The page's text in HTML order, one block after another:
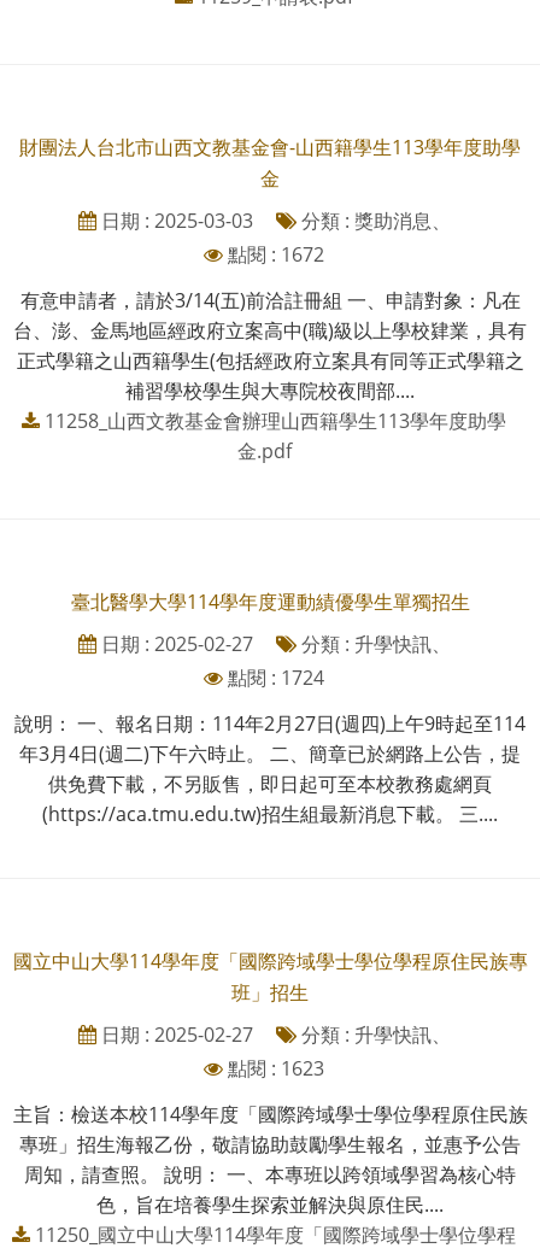
財團法人台北市山西文教基金會-山西籍學生113學年度助學
金
日期 : 2025-03-03
分類 : 獎助消息、
點閱 : 1672
有意申請者，請於3/14(五)前洽註冊組 一、申請對象：凡在
台、澎、金馬地區經政府立案高中(職)級以上學校肄業，具有
正式學籍之山西籍學生(包括經政府立案具有同等正式學籍之
補習學校學生與大專院校夜間部....
11258_山西文教基金會辦理山西籍學生113學年度助學
金.pdf
臺北醫學大學114學年度運動績優學生單獨招生
日期 : 2025-02-27
分類 : 升學快訊、
點閱 : 1724
說明： 一、報名日期：114年2月27日(週四)上午9時起至114
年3月4日(週二)下午六時止。 二、簡章已於網路上公告，提
供免費下載，不另販售，即日起可至本校教務處網頁
(https://aca.tmu.edu.tw)招生組最新消息下載。 三....
國立中山大學114學年度「國際跨域學士學位學程原住民族專
班」招生
日期 : 2025-02-27
分類 : 升學快訊、
點閱 : 1623
主旨：檢送本校114學年度「國際跨域學士學位學程原住民族
專班」招生海報乙份，敬請協助鼓勵學生報名，並惠予公告
周知，請查照。 說明： 一、本專班以跨領域學習為核心特
色，旨在培養學生探索並解決與原住民....
11250_國立中山大學114學年度「國際跨域學士學位學程